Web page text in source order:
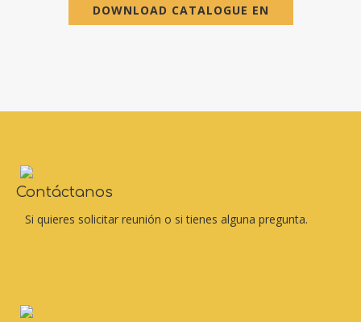
DOWNLOAD CATALOGUE EN
Contáctanos
Si quieres solicitar reunión o si tienes alguna pregunta.